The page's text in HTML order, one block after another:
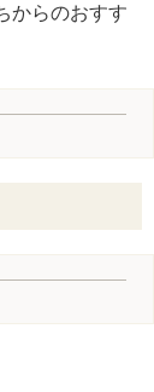
からのおすす